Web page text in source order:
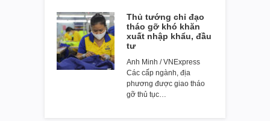
Thủ tướng chỉ đạo
tháo gỡ khó khăn
xuất nhập khẩu, đầu
tư
Anh Minh / VNExpress
Các cấp ngành, địa
phương được giao tháo
gỡ thủ tục…